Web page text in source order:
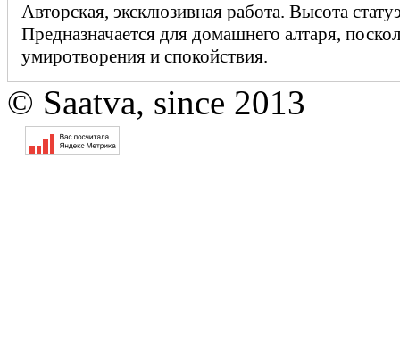
Авторская, эксклюзивная работа. Высота
Предназначается для домашнего алтаря,
умиротворения и спокойствия.
© Saatva, since 2013